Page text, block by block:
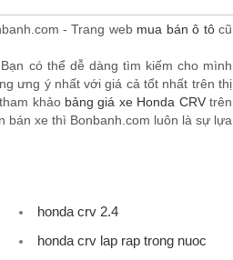
- Trang web mua bán ô tôcũ
có thể dễ dàng tìm kiếm cho mình
ưng ý nhất với giá cả tốt nhất trên thị
khảo bảng giá xe Honda CRVtrên
bán xe thì Bonbanh.com luôn là sự lựa
honda crv 2.4
honda crv lap rap trong nuoc